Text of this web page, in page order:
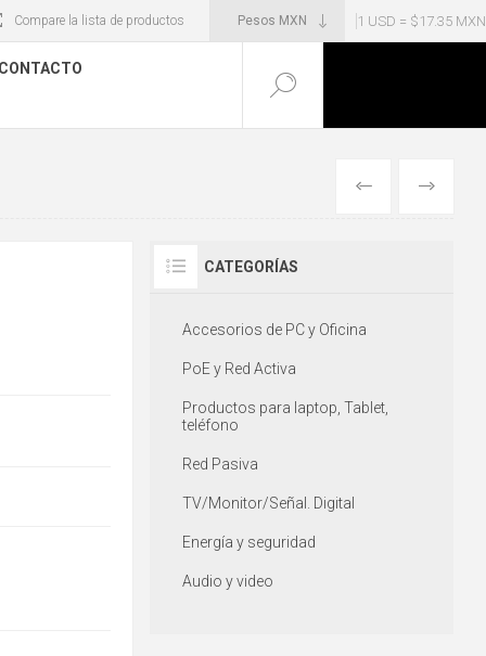
1 USD = $17.35 MXN
Compare la lista de productos
ANTERIOR
CATEGORÍAS
Accesorios de PC y Oficina
PoE y Red Activa
Productos para laptop, Tablet,
teléfono
Red Pasiva
TV/Monitor/Señal. Digital
Energía y seguridad
Audio y video